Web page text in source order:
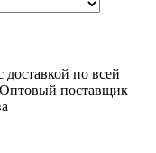
по всей
Оптовый поставщик